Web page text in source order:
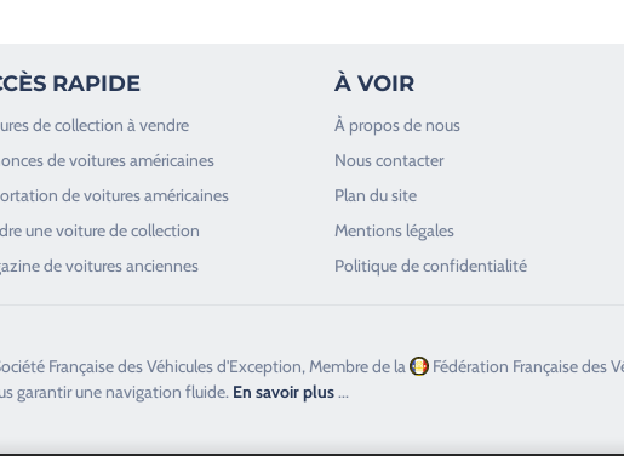
RAPIDE
de collection à vendre
de voitures américaines
de voitures américaines
une voiture de collection
de voitures anciennes
À VOIR
À propos de nous
Nous contacter
Plan du site
Mentions légales
Politique de confidentialité
Française des Véhicules d'Exception, Membre de la
Fédération Française des
garantir une navigation fluide. En savoir plus...